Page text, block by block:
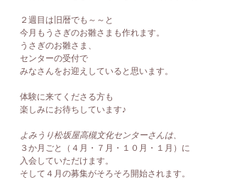
２週目は旧暦でも～～と
今月もうさぎのお雛さまも作れます。
うさぎのお雛さま、
センターの受付で
みなさんをお迎えしていると思います。
体験に来てくださる方も
楽しみにお待ちしています♪
よみうり松坂屋高槻文化センターさんは、
３か月ごと（４月・７月・１０月・１月）に
入会していただけます。
そして４月の募集がそろそろ開始されます。